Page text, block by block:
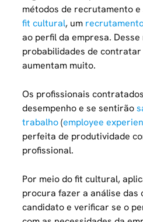
métodos de recrutamento e
fit cultural, um
ao perfil da empresa. Desse
probabilidades de
aumentam muito.
Os profissionais
desempenho e se sentirão
trabalho(employee
perfeita de produtividade
profissional.
Por meio do fit cultural,
procura fazer a análise das
candidato e verificar se o